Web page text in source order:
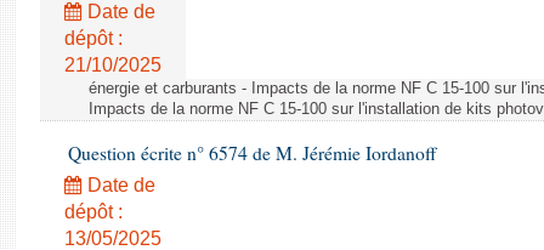
Date de
dépôt :
21/10/2025
énergie et carburants - Impacts de la norme NF C 15-100 sur
Impacts de la norme NF C 15-100 sur l'installation de kits
Question écrite n° 6574 de M. Jérémie Iordanoff
Date de
dépôt :
13/05/2025